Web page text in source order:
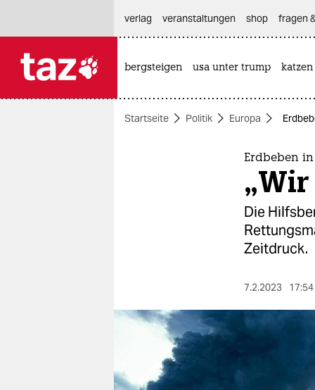
themen
berlin
wahrheit
verlag
veranstaltungen shop fragen
bergsteigen usa unter trump katzen
Startseite Politik Europa
Erdbeben
„Wir
Die
Zeitdruck.
7.2.2023